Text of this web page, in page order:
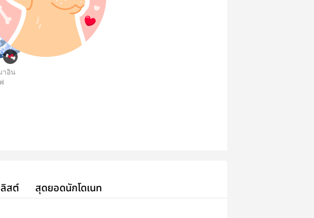
าอิน
ลิสต์ สุดยอดนักโดเนท